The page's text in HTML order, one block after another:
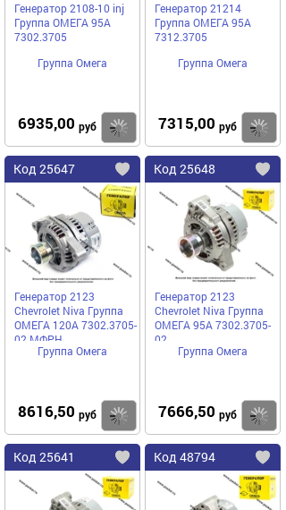
Генератор 2108-10 inj
Группа ОМЕГА 95A
7302.3705
Группа Омега
6935,00 руб Купить
Генератор 21214
Группа ОМЕГА 95А
7312.3705
Группа Омега
7315,00 руб
Код 25647
Добавить
в
избранное
Генератор 2123
Chevrolet Niva Группа
ОМЕГА 120А 7302.3705-
02 МФРН
Группа Омега
8616,50 руб Купить
Код 25648
в
Генератор 2123
Chevrolet Niva Группа
ОМЕГА 95А 7302.3705-
02
Группа Омега
7666,50 руб
Код 25641
Добавить
в
Код 48794
в